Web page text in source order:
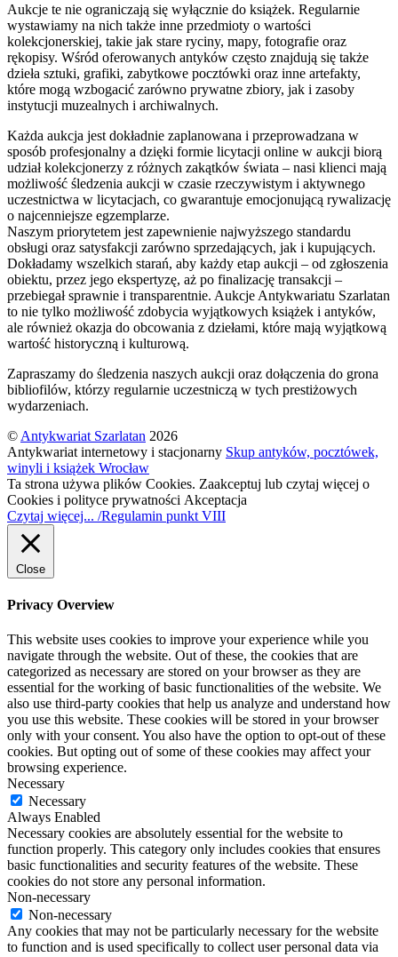
Aukcje te nie ograniczają się wyłącznie do książek. Regularnie
wystawiamy na nich także inne przedmioty o wartości
kolekcjonerskiej, takie jak stare ryciny, mapy, fotografie oraz
rękopisy. Wśród oferowanych antyków często znajdują się także
dzieła sztuki, grafiki, zabytkowe pocztówki oraz inne artefakty,
które mogą wzbogacić zarówno prywatne zbiory, jak i zasoby
instytucji muzealnych i archiwalnych.
Każda aukcja jest dokładnie zaplanowana i przeprowadzana w
sposób profesjonalny a dzięki formie licytacji online w aukcji biorą
udział kolekcjonerzy z różnych zakątków świata – nasi klienci mają
możliwość śledzenia aukcji w czasie rzeczywistym i aktywnego
uczestnictwa w licytacjach, co gwarantuje emocjonującą rywalizację
o najcenniejsze egzemplarze.
Naszym priorytetem jest zapewnienie najwyższego standardu
obsługi oraz satysfakcji zarówno sprzedających, jak i kupujących.
Dokładamy wszelkich starań, aby każdy etap aukcji – od zgłoszenia
obiektu, przez jego ekspertyzę, aż po finalizację transakcji –
przebiegał sprawnie i transparentnie. Aukcje Antykwariatu Szarlatan
to nie tylko możliwość zdobycia wyjątkowych książek i antyków,
ale również okazja do obcowania z dziełami, które mają wyjątkową
wartość historyczną i kulturową.
Zapraszamy do śledzenia naszych aukcji oraz dołączenia do grona
bibliofilów, którzy regularnie uczestniczą w tych prestiżowych
wydarzeniach.
© Antykwariat Szarlatan 2026
Antykwariat internetowy i stacjonarny Skup antyków, pocztówek,
winyli i książek Wrocław
Ta strona używa plików Cookies. Zaakceptuj lub czytaj więcej o
Cookies i polityce prywatności Akceptacja
Czytaj więcej... /Regulamin punkt VIII
Close
Privacy Overview
This website uses cookies to improve your experience while you
navigate through the website. Out of these, the cookies that are
categorized as necessary are stored on your browser as they are
essential for the working of basic functionalities of the website. We
also use third-party cookies that help us analyze and understand how
you use this website. These cookies will be stored in your browser
only with your consent. You also have the option to opt-out of these
cookies. But opting out of some of these cookies may affect your
browsing experience.
Necessary
Necessary
Always Enabled
Necessary cookies are absolutely essential for the website to
function properly. This category only includes cookies that ensures
basic functionalities and security features of the website. These
cookies do not store any personal information.
Non-necessary
Non-necessary
Any cookies that may not be particularly necessary for the website
to function and is used specifically to collect user personal data via